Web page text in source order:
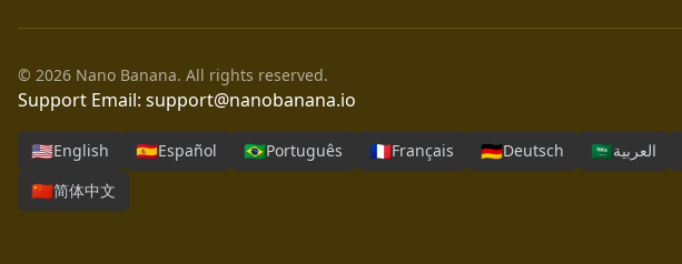
© 2026 Nano Banana. All rights reserved.
Support Email: support@nanobanana.io
🇺🇸English 🇪🇸Español 🇧🇷Português 🇫🇷Français 🇩🇪Deutsch 🇸🇦العربية
🇨🇳简体中文